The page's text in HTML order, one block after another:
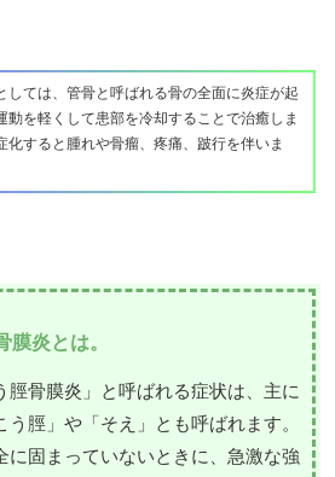
しては、管骨と呼ばれる骨の全面に炎症が起
動を軽くして患部を冷却することで治癒しま
化すると腫れや骨瘤、疼痛、跛行を伴いま
膜炎とは。
脛骨膜炎」と呼ばれる症状は、主に
脛」や「そえ」とも呼ばれます。
に固まっていないときに、急激な強